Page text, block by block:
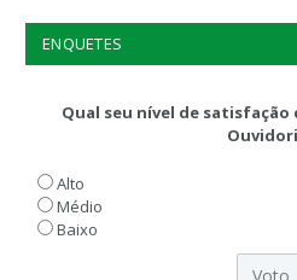
ENQUETES
Qual seu nível de satisfação
Alto
Médio
Baixo